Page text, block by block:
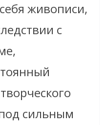
живописи,
с
сильным